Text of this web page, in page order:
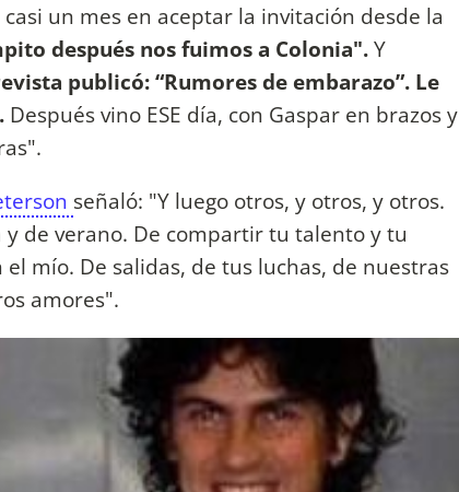
un mes en aceptar la invitación desde la
después nos fuimos a Colonia".Y
publicó: “Rumores de embarazo”. Le
Después vino ESE día, con Gaspar en brazos y
señaló: "Y luego otros, y otros, y otros.
de verano. De compartir tu talento y tu
mío. De salidas, de tus luchas, de nuestras
amores".